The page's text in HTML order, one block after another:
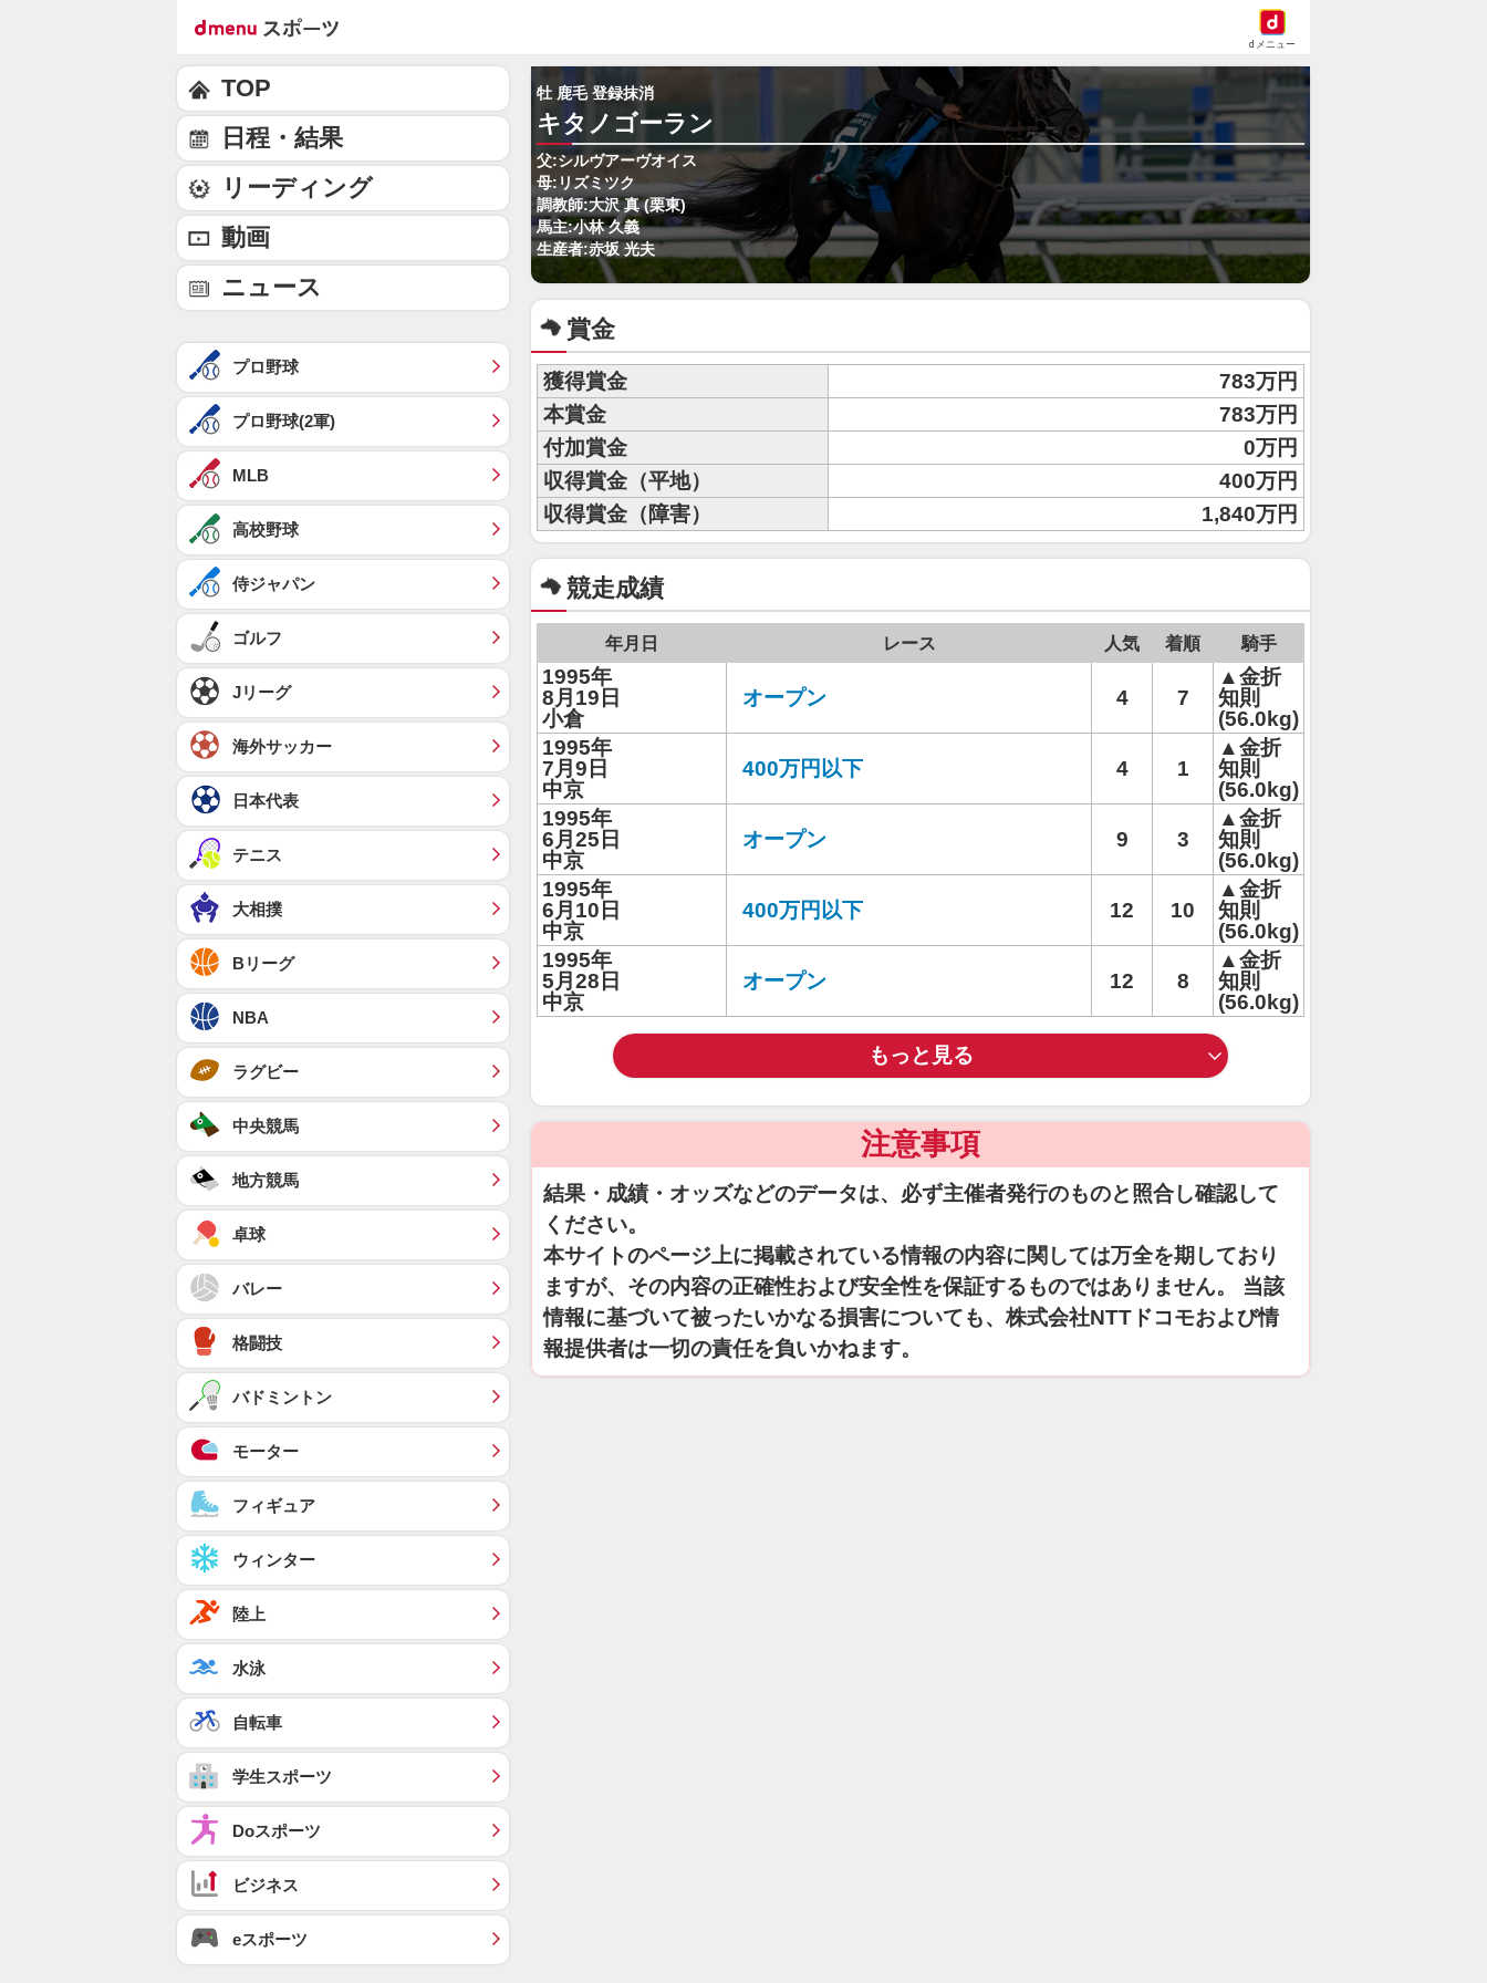
dメニュー
牡 鹿毛 登録抹消
キタノゴーラン
父:シルヴアーヴオイス
母:リズミツク
調教師:大沢 真 (栗東)
馬主:小林 久義
生産者:赤坂 光夫
賞金
獲得賞金
783万円
本賞金
783万円
付加賞金
0万円
収得賞金（平地）
400万円
収得賞金（障害）
1,840万円
競走成績
年月日 レース 人気 着順 騎手
1995年
8月19日
小倉
オープン 4 7
▲金折
知則
(56.0kg)
1995年
7月9日
中京
400万円以下 4 1
▲金折
知則
(56.0kg)
1995年
6月25日
中京
オープン 9 3
▲金折
知則
(56.0kg)
1995年
6月10日
中京
400万円以下 12 10
▲金折
知則
(56.0kg)
1995年
5月28日
中京
オープン 12 8
▲金折
知則
(56.0kg)
もっと見る
注意事項
結果・成績・オッズなどのデータは、必ず主催者発行のものと照合し確認して
ください。
本サイトのページ上に掲載されている情報の内容に関しては万全を期しており
ますが、その内容の正確性および安全性を保証するものではありません。 当該
情報に基づいて被ったいかなる損害についても、株式会社NTTドコモおよび情
報提供者は一切の責任を負いかねます。
TOP
日程・結果
リーディング
動画
ニュース
プロ野球
プロ野球(2軍)
MLB
高校野球
侍ジャパン
ゴルフ
Jリーグ
海外サッカー
日本代表
テニス
大相撲
Bリーグ
NBA
ラグビー
中央競馬
地方競馬
卓球
バレー
格闘技
バドミントン
モーター
フィギュア
ウィンター
陸上
水泳
自転車
学生スポーツ
Doスポーツ
ビジネス
eスポーツ